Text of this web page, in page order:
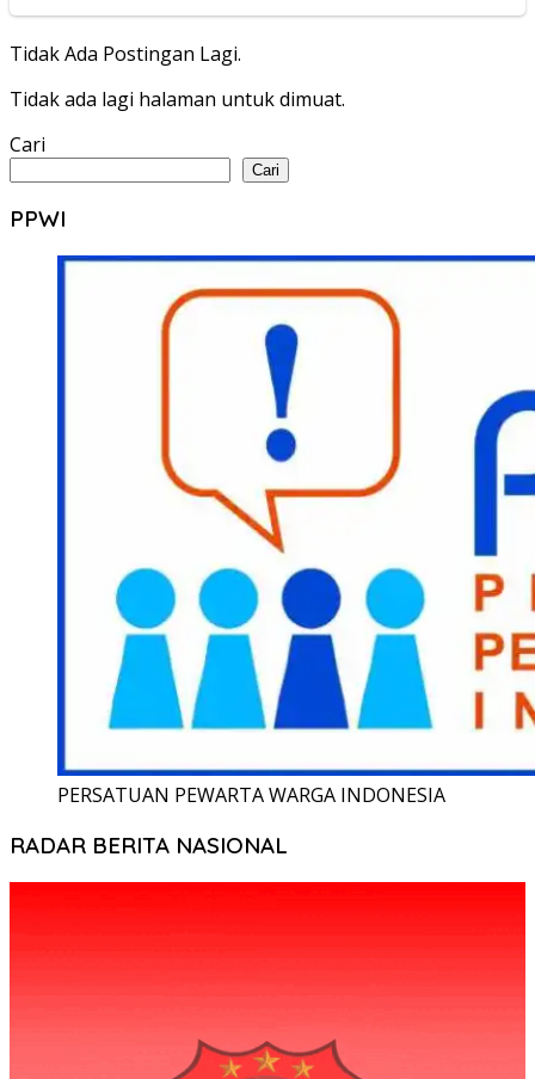
Tidak Ada Postingan Lagi.
Tidak ada lagi halaman untuk dimuat.
Cari
Cari
PPWI
PERSATUAN PEWARTA WARGA INDONESIA
RADAR BERITA NASIONAL